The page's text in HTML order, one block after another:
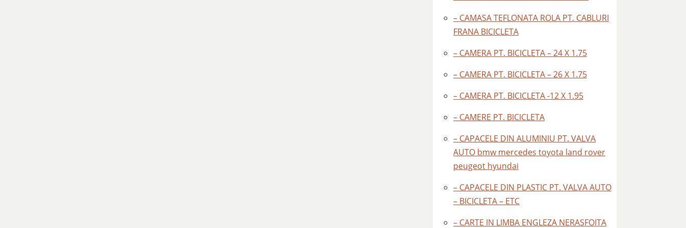
– CAMASA TEFLONATA ROLA PT. CABLURI
FRANA BICICLETA
– CAMERA PT. BICICLETA – 24 X 1.75
– CAMERA PT. BICICLETA – 26 X 1.75
– CAMERA PT. BICICLETA -12 X 1.95
– CAMERE PT. BICICLETA
– CAPACELE DIN ALUMINIU PT. VALVA
AUTO bmw mercedes toyota land rover
peugeot hyundai
– CAPACELE DIN PLASTIC PT. VALVA AUTO
– BICICLETA – ETC
– CARTE IN LIMBA ENGLEZA NERASFOITA